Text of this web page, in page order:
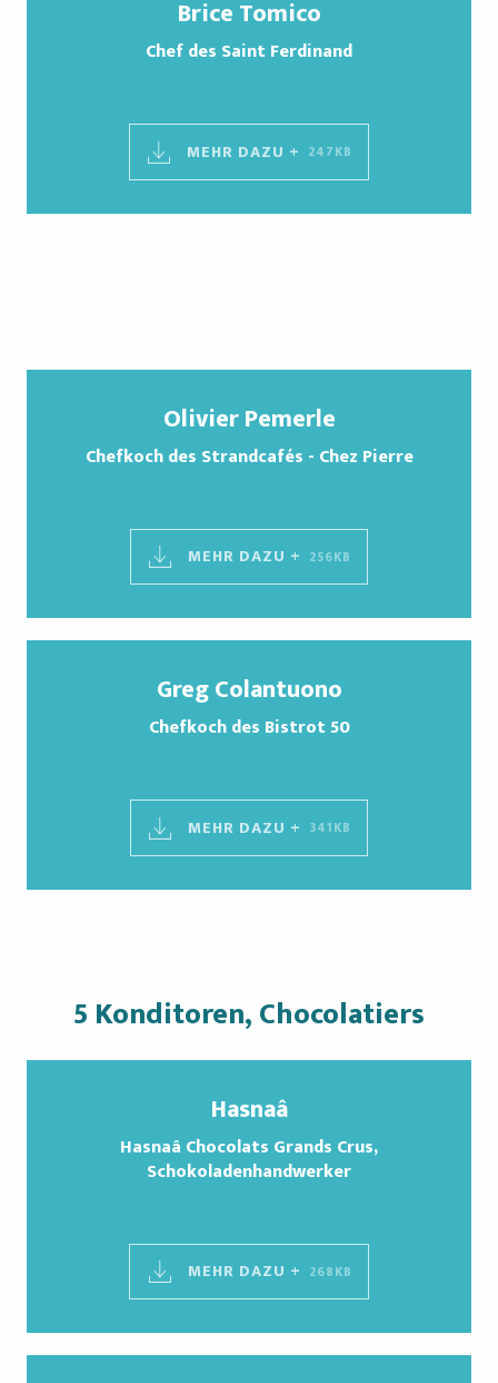
Brice Tomico
Chef des Saint Ferdinand
MEHR DAZU + 247KB
Olivier Pemerle
Chefkoch des Strandcafés - Chez Pierre
MEHR DAZU + 256KB
Greg Colantuono
Chefkoch des Bistrot 50
MEHR DAZU + 341KB
5 Konditoren, Chocolatiers
Hasnaâ
Hasnaâ Chocolats Grands Crus,
Schokoladenhandwerker
MEHR DAZU + 268KB